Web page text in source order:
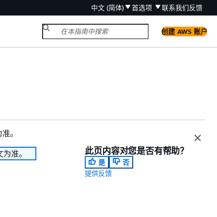
中文 (简体) 首选项 联系我们反馈
创建 AWS 账户
。
准。 此页内容对您是否有帮助？
是
否
提供反馈